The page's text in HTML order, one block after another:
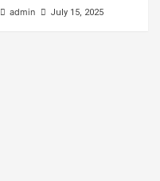
admin July 15, 2025